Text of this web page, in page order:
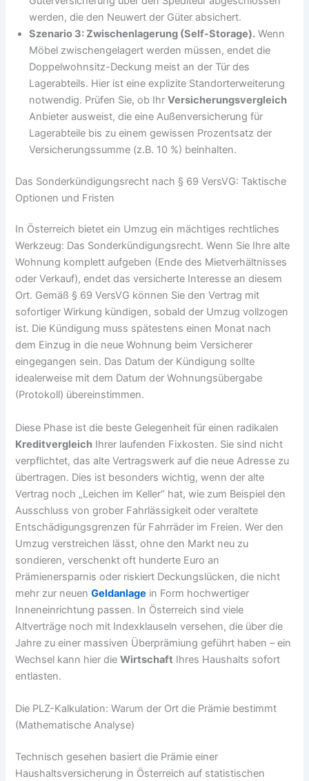
werden, die den Neuwert der Güter absichert.
Szenario 3: Zwischenlagerung (Self-Storage). Wenn
Möbel zwischengelagert werden müssen, endet die
Doppelwohnsitz-Deckung meist an der Tür des
Lagerabteils. Hier ist eine explizite Standorterweiterung
notwendig. Prüfen Sie, ob IhrVersicherungsvergleich
Anbieter ausweist, die eine Außenversicherung für
Lagerabteile bis zu einem gewissen Prozentsatz der
Versicherungssumme (z.B. 10 %) beinhalten.
Das Sonderkündigungsrecht nach § 69 VersVG: Taktische
Optionen und Fristen
In Österreich bietet ein Umzug ein mächtiges rechtliches
Werkzeug: Das Sonderkündigungsrecht. Wenn Sie Ihre alte
Wohnung komplett aufgeben (Ende des Mietverhältnisses
oder Verkauf), endet das versicherte Interesse an diesem
Ort. Gemäß § 69 VersVG können Sie den Vertrag mit
sofortiger Wirkung kündigen, sobald der Umzug vollzogen
ist. Die Kündigung muss spätestens einen Monat nach
dem Einzug in die neue Wohnung beim Versicherer
eingegangen sein. Das Datum der Kündigung sollte
idealerweise mit dem Datum der Wohnungsübergabe
(Protokoll) übereinstimmen.
Diese Phase ist die beste Gelegenheit für einen radikalen
Kreditvergleich Ihrer laufenden Fixkosten. Sie sind nicht
verpflichtet, das alte Vertragswerk auf die neue Adresse zu
übertragen. Dies ist besonders wichtig, wenn der alte
Vertrag noch „Leichen im Keller“ hat, wie zum Beispiel den
Ausschluss von grober Fahrlässigkeit oder veraltete
Entschädigungsgrenzen für Fahrräder im Freien. Wer den
Umzug verstreichen lässt, ohne den Markt neu zu
sondieren, verschenkt oft hunderte Euro an
Prämienersparnis oder riskiert Deckungslücken, die nicht
mehr zur neuenGeldanlage in Form hochwertiger
Inneneinrichtung passen. In Österreich sind viele
Altverträge noch mit Indexklauseln versehen, die über die
Jahre zu einer massiven Überprämiung geführt haben – ein
Wechsel kann hier dieWirtschaft Ihres Haushalts sofort
entlasten.
Die PLZ-Kalkulation: Warum der Ort die Prämie bestimmt
(Mathematische Analyse)
Technisch gesehen basiert die Prämie einer
Haushaltsversicherung in Österreich auf statistischen